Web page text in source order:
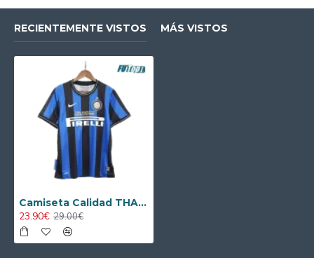
RECIENTEMENTE VISTOS MÁS VISTOS
Camiseta Calidad THAI Inter de Milán Local Primera Equipación 2009/10 Antigua
23.90€ 29.00€